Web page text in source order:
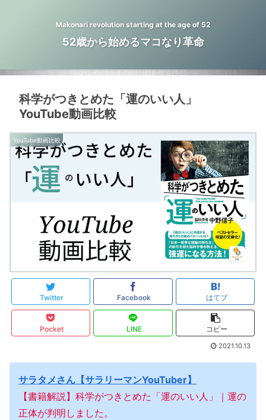
Makonari revolution starting at the age of 52
52歳から始めるマコなり革命
科学がつきとめた「運のいい人」
YouTube動画比較
YouTube動画比較
Twitter Facebook はてブ
Pocket LINE コピー
2021.10.13
サラタメさん【サラリーマンYouTuber】
【書籍解説】科学がつきとめた「運のいい人」｜運の
正体が判明しました。